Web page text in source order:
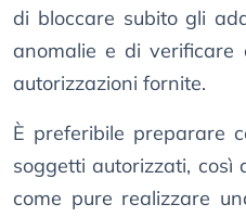
di bloccare subito gli
anomalie e di verificare
autorizzazioni fornite.
È preferibile preparare
soggetti autorizzati, così
come pure realizzare